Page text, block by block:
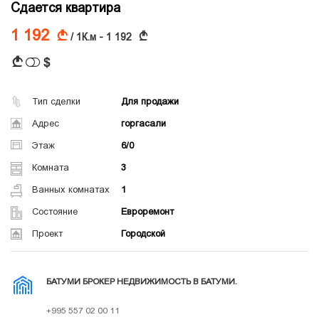
Сдается квартира
1 192 A / 1К.м - 1 192 A
A $
Тип сделки Для продажи
Адрес горгасали
Этаж 6/0
Комната 3
Ванных комнатах 1
Состояние Евроремонт
Проект Городской
БАТУМИ БРОКЕР НЕДВИЖИМОСТЬ В БАТУМИ.
+995 557 02 00 11